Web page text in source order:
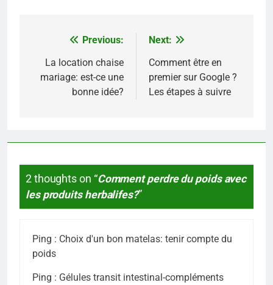
Navigation
de
l’article
Previous:
La location chaise
mariage: est-ce une
bonne idée?
Next:
Comment être en
premier sur Google ?
Les étapes à suivre
2 thoughts on “Comment perdre du poids avec
les produits herbalifes?”
Ping : Choix d'un bon matelas: tenir compte du
poids
Ping : Gélules transit intestinal-compléments